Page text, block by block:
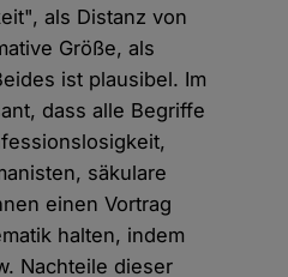
als Distanz von
Größe, als
ist plausibel. Im
dass alle Begriffe
säkulare
einen Vortrag
halten, indem
Nachteile dieser